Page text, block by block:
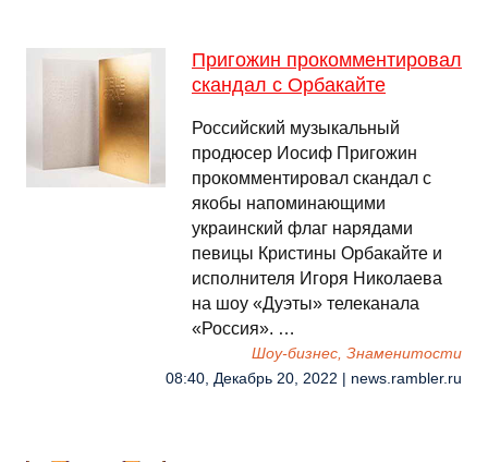
Пригожин прокомментировал
скандал с Орбакайте
Российский музыкальный
продюсер Иосиф Пригожин
прокомментировал скандал с
якобы напоминающими
украинский флаг нарядами
певицы Кристины Орбакайте и
исполнителя Игоря Николаева
на шоу «Дуэты» телеканала
«Россия». …
Шоу-бизнес, Знаменитости
08:40, Декабрь 20, 2022 | news.rambler.ru